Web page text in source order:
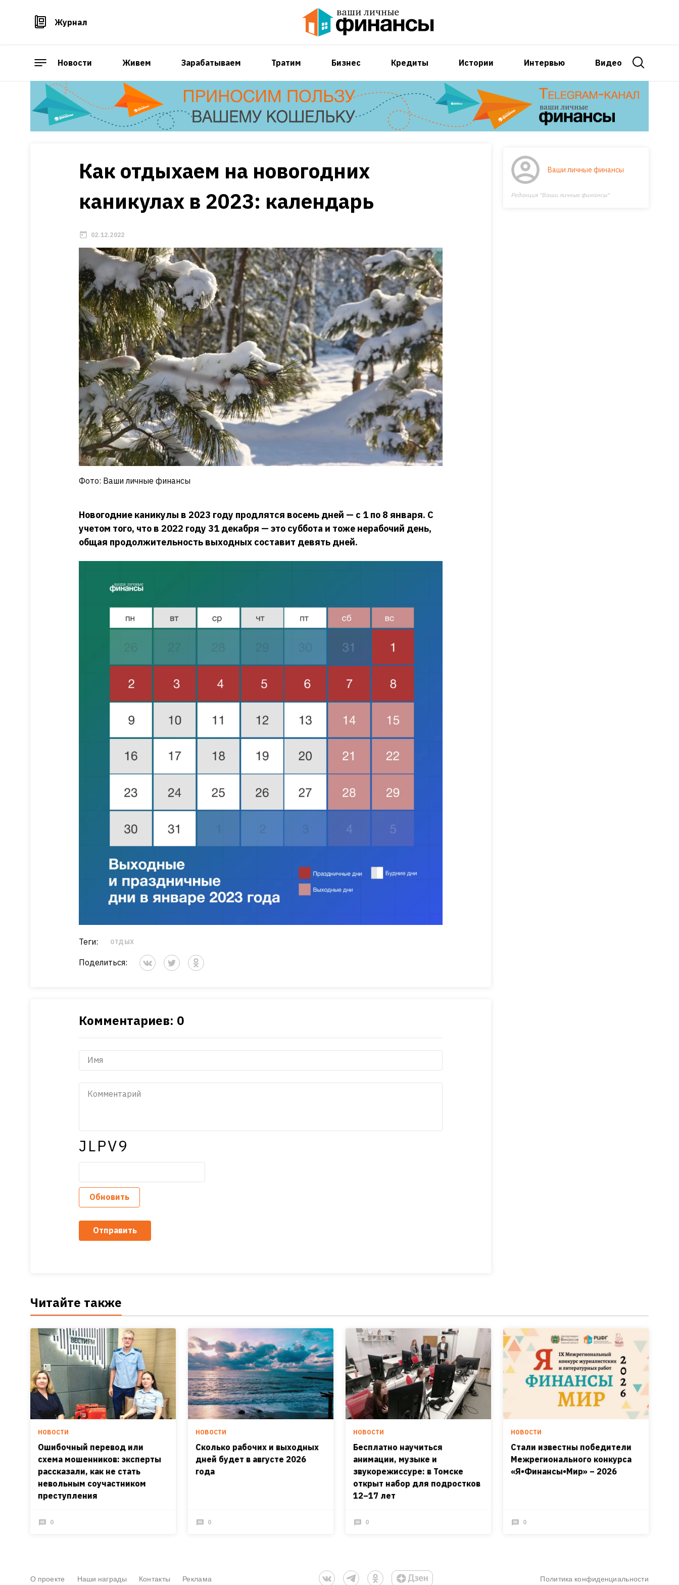
Журнал
Новости Живем Зарабатываем Тратим Бизнес Кредиты Истории Интервью Видео
Как отдыхаем на новогодних
каникулах в 2023: календарь
02.12.2022
Фото: Ваши личные финансы
Ваши личные финансы
Редакция "Ваши личные финансы"
Новогодние каникулы в 2023 году продлятся восемь дней — с 1 по 8 января. С
учетом того, что в 2022 году 31 декабря — это суббота и тоже нерабочий день,
общая продолжительность выходных составит девять дней.
Теги: ОТДЫХ
Поделиться:
Комментариев: 0
JLPV9
Обновить
Отправить
Читайте также
НОВОСТИ
Ошибочный перевод или
схема мошенников: эксперты
рассказали, как не стать
невольным соучастником
преступления
0
НОВОСТИ
Сколько рабочих и выходных
дней будет в августе 2026
года
0
НОВОСТИ
Бесплатно научиться
анимации, музыке и
звукорежиссуре: в Томске
открыт набор для подростков
12–17 лет
0
НОВОСТИ
Стали известны победители
Межрегионального конкурса
«Я•Финансы•Мир» – 2026
0
О проекте Наши награды Контакты Реклама Политика конфиденциальности